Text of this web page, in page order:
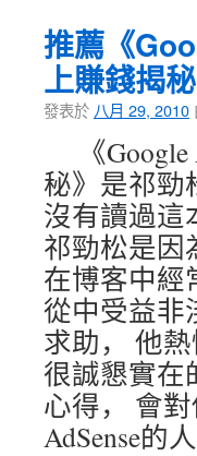
推薦《
上賺錢揭秘
發表於 八月 29, 2010
《
秘》是祁勁
沒有讀過這
祁勁松是因
在博客中經
從中受益非
求助， 他
很誠懇實在
心得， 會
AdSense的